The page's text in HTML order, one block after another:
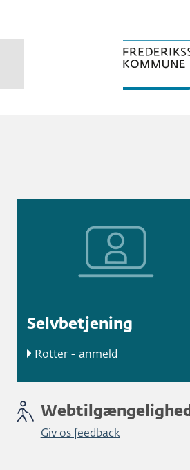
Selvbetjening
Rotter - anmeld
Webtilgængelighed
Giv os feedback